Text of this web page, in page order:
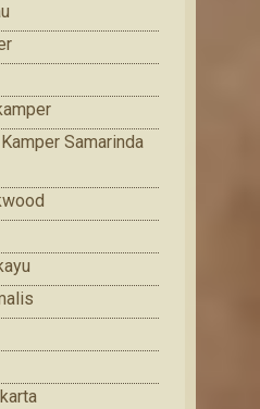
Samarinda